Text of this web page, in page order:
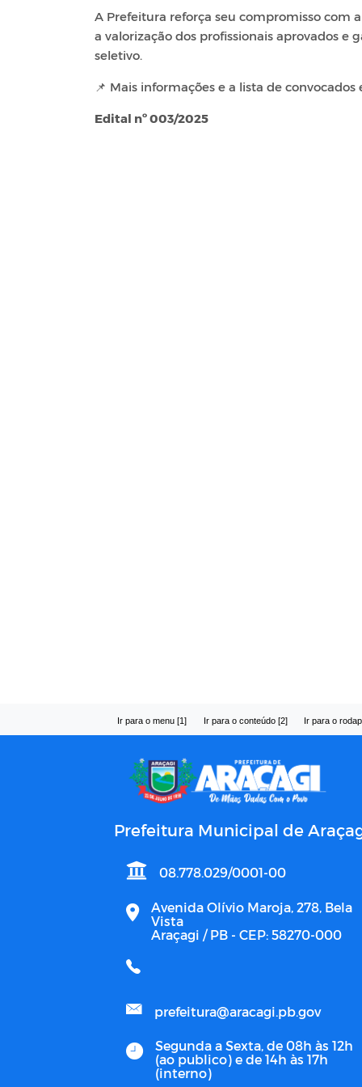
A Prefeitura reforça seu compromisso com
a valorização dos profissionais aprovados
seletivo.
📌 Mais informações e a lista de
Edital nº 003/2025
Ir para o menu [1] Ir para o conteúdo [2] Ir para o
Prefeitura Municipal de
08.778.029/0001-00
Avenida Olívio Maroja, 278, Bela
Vista
Araçagi / PB - CEP: 58270-000
prefeitura@aracagi.pb.gov
Segunda a Sexta, de 08h às 12h
(ao publico) e de 14h às 17h
(interno)